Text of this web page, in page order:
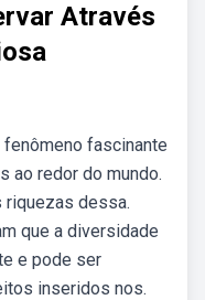
Através
fascinante
ao redor do mundo.
riquezas dessa.
que a diversidade
e pode ser
inseridos nos.